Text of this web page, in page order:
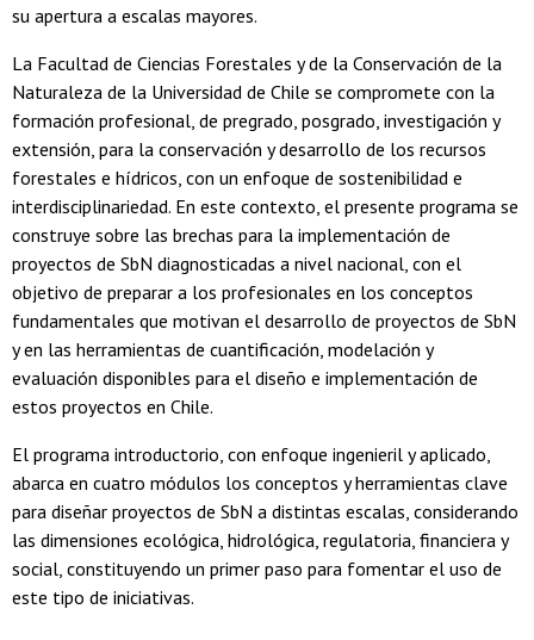
su apertura a escalas mayores.
La Facultad de Ciencias Forestales y de la Conservación de la
Naturaleza de la Universidad de Chile se compromete con la
formación profesional, de pregrado, posgrado, investigación y
extensión, para la conservación y desarrollo de los recursos
forestales e hídricos, con un enfoque de sostenibilidad e
interdisciplinariedad. En este contexto, el presente programa se
construye sobre las brechas para la implementación de
proyectos de SbN diagnosticadas a nivel nacional, con el
objetivo de preparar a los profesionales en los conceptos
fundamentales que motivan el desarrollo de proyectos de SbN
y en las herramientas de cuantificación, modelación y
evaluación disponibles para el diseño e implementación de
estos proyectos en Chile.
El programa introductorio, con enfoque ingenieril y aplicado,
abarca en cuatro módulos los conceptos y herramientas clave
para diseñar proyectos de SbN a distintas escalas, considerando
las dimensiones ecológica, hidrológica, regulatoria, financiera y
social, constituyendo un primer paso para fomentar el uso de
este tipo de iniciativas.